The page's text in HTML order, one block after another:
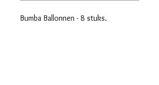
Bumba Ballonnen - 8 stuks.